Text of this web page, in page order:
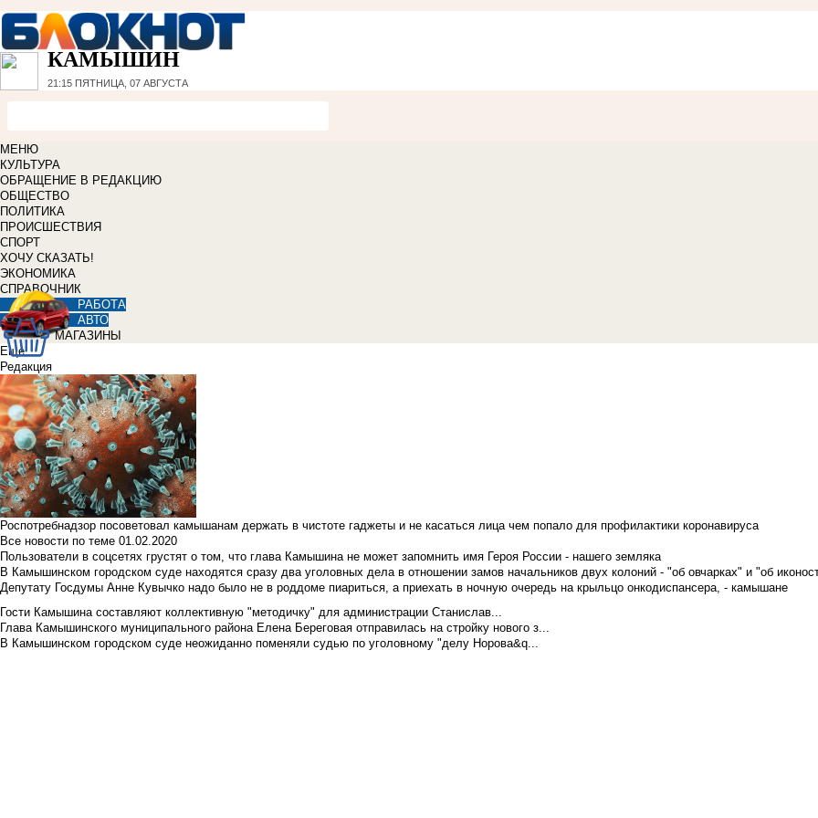
КАМЫШИН
21:15 ПЯТНИЦА, 07 АВГУСТА
МЕНЮ
КУЛЬТУРА
ОБРАЩЕНИЕ В РЕДАКЦИЮ
ОБЩЕСТВО
ПОЛИТИКА
ПРОИСШЕСТВИЯ
СПОРТ
ХОЧУ СКАЗАТЬ!
ЭКОНОМИКА
СПРАВОЧНИК
РАБОТА
АВТО
МАГАЗИНЫ
Еще
Редакция
Роспотребнадзор посоветовал камышанам держать в чистоте гаджеты и не касаться лица чем попало для профилактики коронавируса
Все новости по теме 01.02.2020
Пользователи в соцсетях грустят о том, что глава Камышина не может запомнить имя Героя России - нашего земляка
В Камышинском городском суде находятся сразу два уголовных дела в отношении замов начальников двух колоний - "об овчарках" и "об
Депутату Госдумы Анне Кувычко надо было не в роддоме пиариться, а приехать в ночную очередь на крыльцо онкодиспансера, - камышане
Гости Камышина составляют коллективную "методичку" для администрации Станислав...
Глава Камышинского муниципального района Елена Береговая отправилась на стройку нового з...
В Камышинском городском суде неожиданно поменяли судью по уголовному "делу Норова&q...